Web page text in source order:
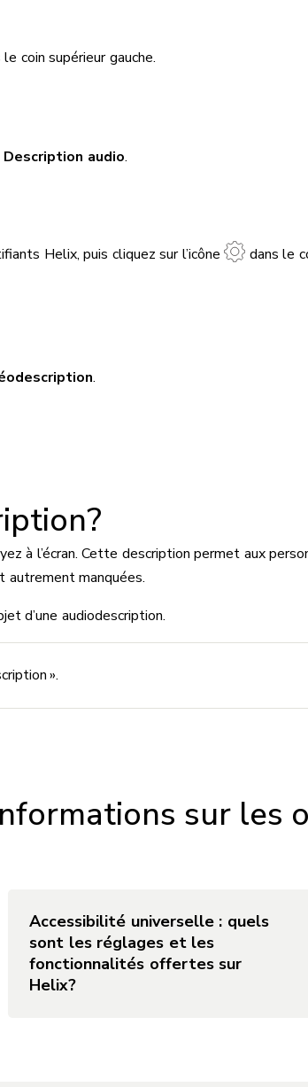
le coin supérieur gauche.
Description audio.
Helix, puis cliquez sur l’icône
dans le
.
à l’écran. Cette description permet aux
autrement manquées.
d’une audiodescription.
».
sur les
Accessibilité universelle : quels
sont les réglages et les
fonctionnalités offertes sur
Helix?